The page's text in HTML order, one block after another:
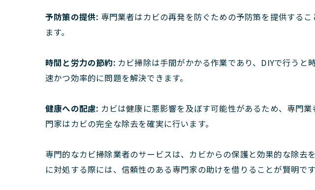
予防策の提供: 専門業者はカビの再発を防ぐための予防策を提供する
ます。
時間と労力の節約: カビ掃除は手間がかかる作業であり、DIYで行う
速かつ効率的に問題を解決できます。
健康への配慮: カビは健康に悪影響を及ぼす可能性があるため、専門
門家はカビの完全な除去を確実に行います。
専門的なカビ掃除業者のサービスは、カビからの保護と効果的な除
に対処する際には、信頼性のある専門家の助けを借りることが賢明です